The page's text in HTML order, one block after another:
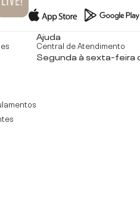
Ajuda
Central de Atendimento
Segunda à sexta-feira